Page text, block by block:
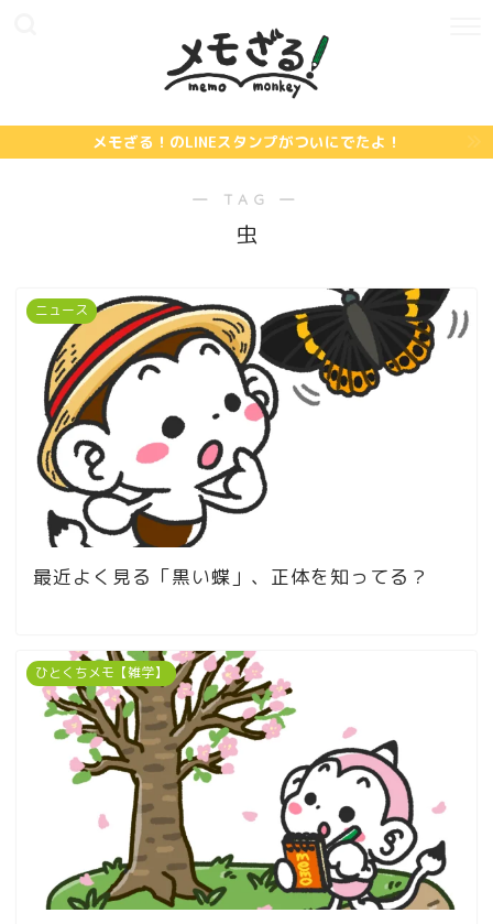
メモざる！のLINEスタンプがついにでたよ！
― TAG ―
虫
ニュース
最近よく見る「黒い蝶」、正体を知ってる？
ひとくちメモ【雑学】